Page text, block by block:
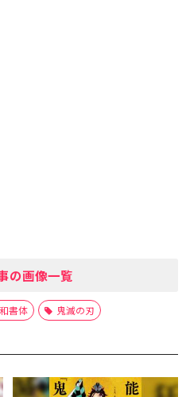
の画像一覧
書体 鬼滅の刃